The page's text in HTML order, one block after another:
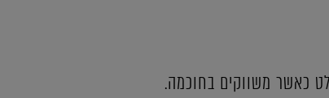
כאשר משווקים בחוכמה.